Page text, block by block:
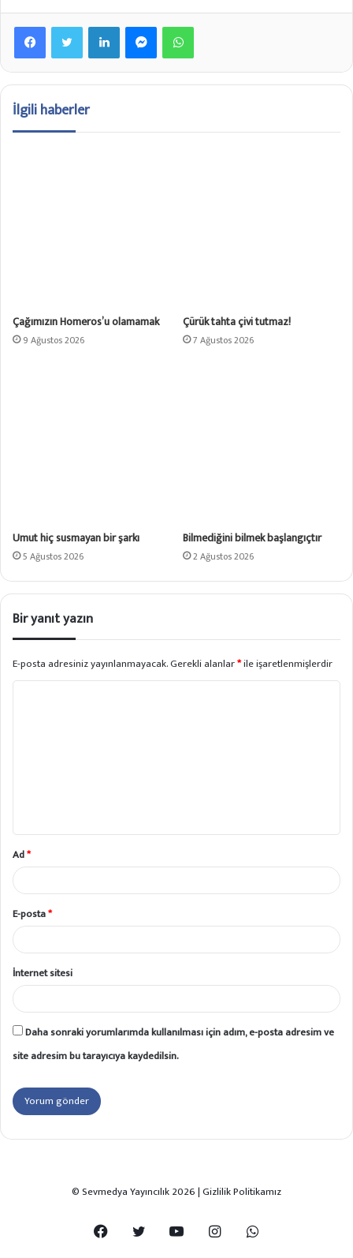
İlgili haberler
Çağımızın Homeros’u olamamak
9 Ağustos 2026
Çürük tahta çivi tutmaz!
7 Ağustos 2026
Umut hiç susmayan bir şarkı
5 Ağustos 2026
Bilmediğini bilmek başlangıçtır
2 Ağustos 2026
Bir yanıt yazın
E-posta adresiniz yayınlanmayacak.Gerekli alanlar*ile işaretlenmişlerdir
Ad*
E-posta*
İnternet sitesi
Daha sonraki yorumlarımda kullanılması için adım, e-posta adresim ve
site adresim bu tarayıcıya kaydedilsin.
© Sevmedya Yayıncılık 2026|Gizlilik Politikamız
Facebook Twitter YouTubeInstagramWhatsApp